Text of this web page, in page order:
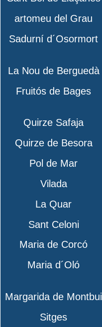
artomeu del Grau
Sadurní d´Osormort
La Nou de Berguedà
Fruitós de Bages
Quirze Safaja
Quirze de Besora
Pol de Mar
Vilada
La Quar
Sant Celoni
Maria de Corcó
Maria d´Oló
Margarida de Montbui
Sitges